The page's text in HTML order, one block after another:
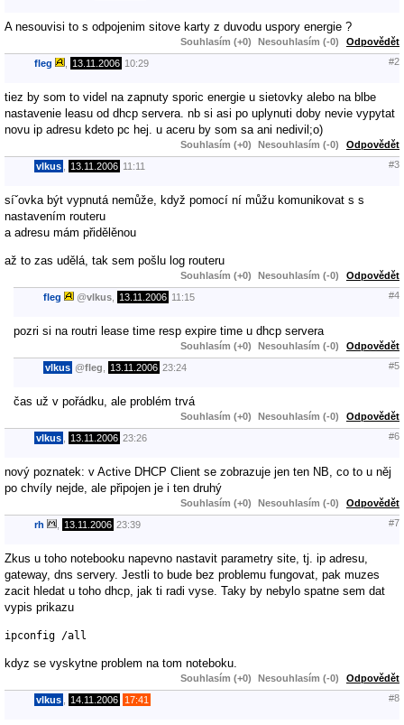
A nesouvisi to s odpojenim sitove karty z duvodu uspory energie ?
Souhlasím (+0) Nesouhlasím (-0) Odpovědět
fleg 13.11.2006 10:29 #2
tiez by som to videl na zapnuty sporic energie u sietovky alebo na blbe
nastavenie leasu od dhcp servera. nb si asi po uplynuti doby nevie vypytat
novu ip adresu kdeto pc hej. u aceru by som sa ani nedivil;o)
Souhlasím (+0) Nesouhlasím (-0) Odpovědět
vlkus 13.11.2006 11:11 #3
síˇovka být vypnutá nemůže, když pomocí ní můžu komunikovat s s
nastavením routeru
a adresu mám přidělěnou
až to zas udělá, tak sem pošlu log routeru
Souhlasím (+0) Nesouhlasím (-0) Odpovědět
fleg @vlkus 13.11.2006 11:15 #4
pozri si na routri lease time resp expire time u dhcp servera
Souhlasím (+0) Nesouhlasím (-0) Odpovědět
vlkus @fleg 13.11.2006 23:24 #5
čas už v pořádku, ale problém trvá
Souhlasím (+0) Nesouhlasím (-0) Odpovědět
vlkus 13.11.2006 23:26 #6
nový poznatek: v Active DHCP Client se zobrazuje jen ten NB, co to u něj
po chvíly nejde, ale připojen je i ten druhý
Souhlasím (+0) Nesouhlasím (-0) Odpovědět
rh 13.11.2006 23:39 #7
Zkus u toho notebooku napevno nastavit parametry site, tj. ip adresu,
gateway, dns servery. Jestli to bude bez problemu fungovat, pak muzes
zacit hledat u toho dhcp, jak ti radi vyse. Taky by nebylo spatne sem dat
vypis prikazu
ipconfig /all
kdyz se vyskytne problem na tom noteboku.
Souhlasím (+0) Nesouhlasím (-0) Odpovědět
vlkus 14.11.2006 17:41 #8